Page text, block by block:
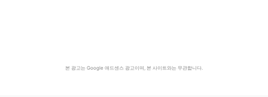
본 광고는 Google 애드센스 광고이며, 본 사이트와는 무관합니다.